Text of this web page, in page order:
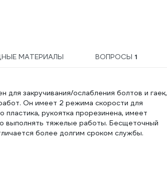
МАТЕРИАЛЫ ВОПРОСЫ 1
для закручивания/ослабления болтов и гаек,
Он имеет 2 режима скорости для
рукоятка прорезинена, имеет
выполнять тяжелые работы. Бесщеточный
более долгим сроком службы.